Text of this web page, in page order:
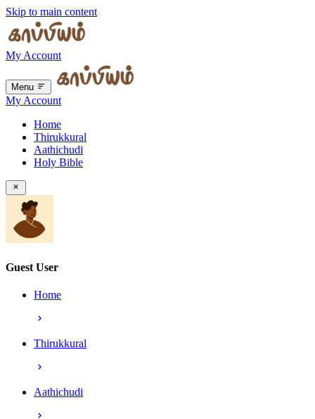
Skip to main content
My Account
Menu
My Account
Home
Thirukkural
Aathichudi
Holy Bible
Guest User
Home
Thirukkural
Aathichudi